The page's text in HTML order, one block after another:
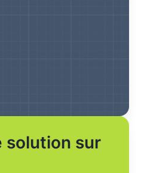
solution sur